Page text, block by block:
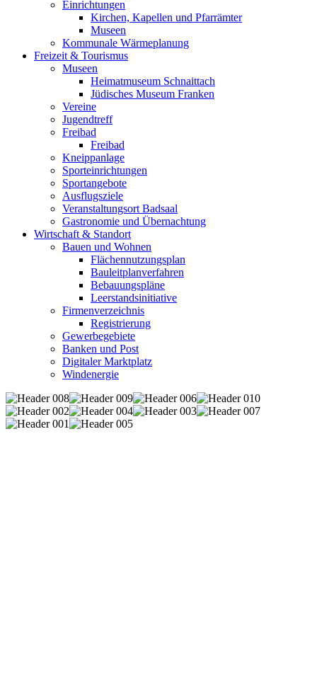
Einrichtungen
Kirchen, Kapellen und Pfarrämter
Museen
Kommunale Wärmeplanung
Freizeit & Tourismus
Museen
Heimatmuseum Schnaittach
Jüdisches Museum Franken
Vereine
Jugendtreff
Freibad
Freibad
Kneippanlage
Sporteinrichtungen
Sportangebote
Ausflugsziele
Veranstaltungsort Badsaal
Gastronomie und Übernachtung
Wirtschaft & Standort
Bauen und Wohnen
Flächennutzungsplan
Bauleitplanverfahren
Bebauungspläne
Leerstandsinitiative
Firmenverzeichnis
Registrierung
Gewerbegebiete
Banken und Post
Digitaler Marktplatz
Windenergie